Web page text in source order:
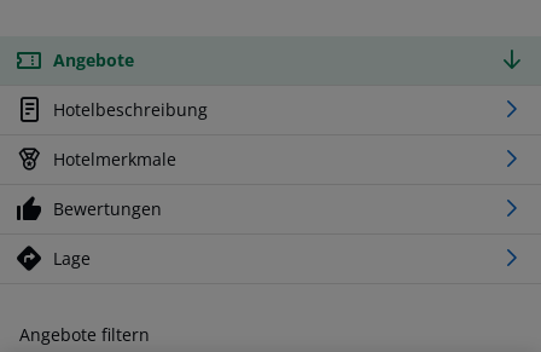
Angebote
Hotelbeschreibung
Hotelmerkmale
Bewertungen
Lage
Angebote filtern